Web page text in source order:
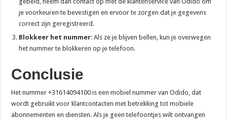
je voorkeuren te bevestigen en ervoor te zorgen dat je gegevens
correct zijn geregistreerd.
Blokkeer het nummer: Als ze je blijven bellen, kun je overwegen
het nummer te blokkeren op je telefoon.
Conclusie
Het nummer +31614094100 is een mobiel nummer van Odido, dat
wordt gebruikt voor klantcontacten met betrekking tot mobiele
abonnementen en diensten. Als je geen telefoontjes wilt ontvangen